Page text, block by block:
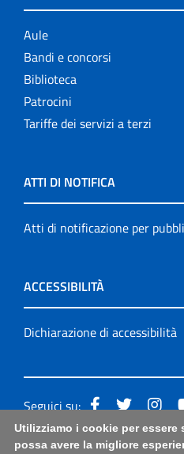
Aule
Bandi e concorsi
Biblioteca
Patrocini
Tariffe dei servizi a terzi
ATTI DI NOTIFICA
Atti di notificazione per
ACCESSIBILITÀ
Dichiarazione di accessibilità
Seguici su:
Accessibilità: form di
Utilizziamo i cookie per essere
possa avere la migliore